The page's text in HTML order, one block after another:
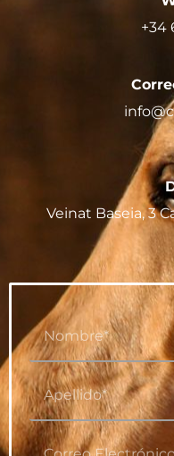
+34
Veinat Baseia, 3